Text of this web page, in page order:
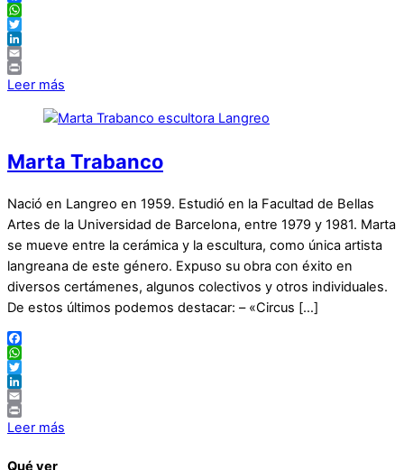
Facebook
WhatsApp
Twitter
LinkedIn
Email
Print
Leer más
Marta Trabanco
Nació en Langreo en 1959. Estudió en la Facultad de Bellas
Artes de la Universidad de Barcelona, entre 1979 y 1981. Marta
se mueve entre la cerámica y la escultura, como única artista
langreana de este género. Expuso su obra con éxito en
diversos certámenes, algunos colectivos y otros individuales.
De estos últimos podemos destacar: – «Circus […]
Facebook
WhatsApp
Twitter
LinkedIn
Email
Print
Leer más
Qué ver